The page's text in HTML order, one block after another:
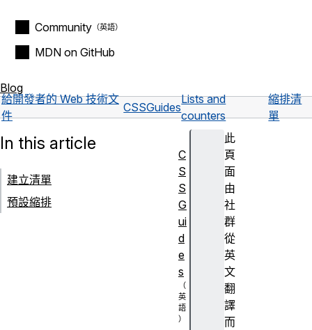
Community
MDN on GitHub
Blog
給開發者的 Web 技術文
件
CSSGuides
Lists and
counters
縮排清
單
此
頁
面
由
社
群
從
英
文
翻
譯
而
In this article
建立清單
預設縮排
C
S
S
G
ui
d
e
s